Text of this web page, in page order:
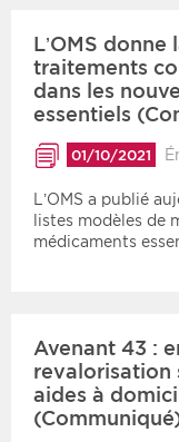
L’OMS donne
traitements
dans les
essentiels
01/10/2021
L’OMS a publié
listes modèles de
médicaments
Avenant 43 :
revalorisation
aides à